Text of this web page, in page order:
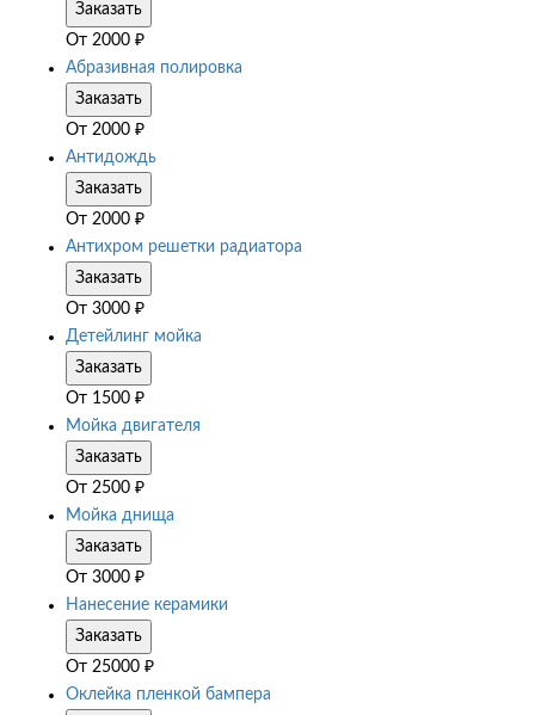
Заказать
От 2000 ₽
Абразивная полировка
Заказать
От 2000 ₽
Антидождь
Заказать
От 2000 ₽
Антихром решетки радиатора
Заказать
От 3000 ₽
Детейлинг мойка
Заказать
От 1500 ₽
Мойка двигателя
Заказать
От 2500 ₽
Мойка днища
Заказать
От 3000 ₽
Нанесение керамики
Заказать
От 25000 ₽
Оклейка пленкой бампера